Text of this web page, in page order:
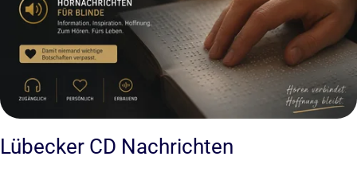
Lübecker CD Nachrichten